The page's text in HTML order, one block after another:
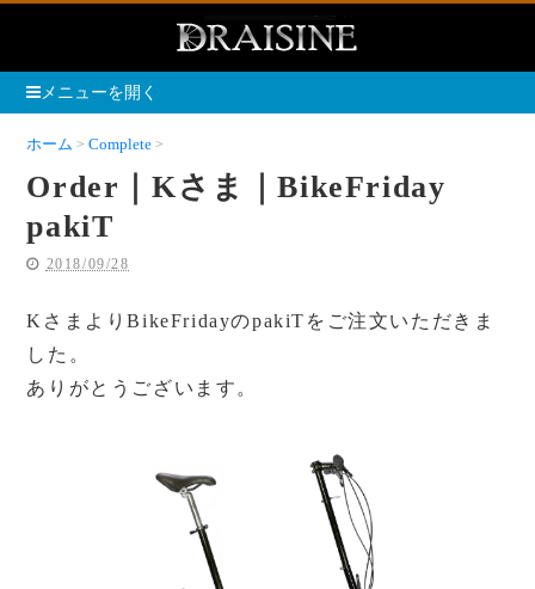
メニューを開く
ホーム Complete
Order｜Kさま｜BikeFriday
pakiT
2018/09/28
KさまよりBikeFridayのpakiTをご注文いただきま
した。
ありがとうございます。